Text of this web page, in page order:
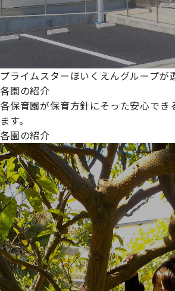
プライムスターほいくえんグループが
各園の紹介
各保育園が保育方針にそった安心でき
ます。
各園の紹介